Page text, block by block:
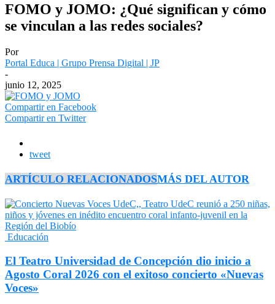
FOMO y JOMO: ¿Qué significan y cómo
se vinculan a las redes sociales?
Por
Portal Educa | Grupo Prensa Digital | JP
-
junio 12, 2025
Compartir en Facebook
Compartir en Twitter
tweet
ARTÍCULO RELACIONADOSMÁS DEL AUTOR
Educación
El Teatro Universidad de Concepción dio inicio a
Agosto Coral 2026 con el exitoso concierto «Nuevas
Voces»